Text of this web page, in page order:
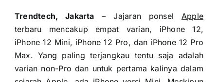
Trendtech, Jakarta – Jajaran ponsel Apple
terbaru mencakup empat varian, iPhone 12,
iPhone 12 Mini, iPhone 12 Pro, dan iPhone 12 Pro
Max. Yang paling terjangkau tentu saja adalah
varian non-Pro dan untuk pertama kalinya dalam